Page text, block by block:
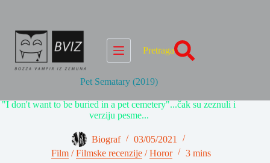
Pretraga
Pet Sematary (2019)
"I don't want to be buried in a pet cemetery"...čak su zeznuli i
verziju pesme...
Biograf
03/05/2021
Film/Filmske recenzije/Horor 3 mins